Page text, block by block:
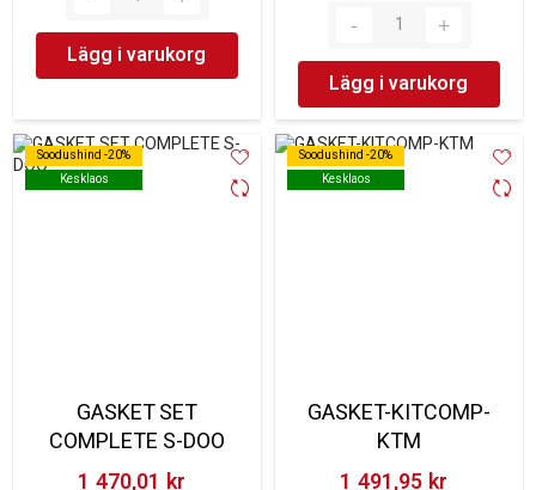
Lägg i varukorg
Lägg i varukorg
Soodushind -20%
Kesklaos
Soodushind -20%
Kesklaos
GASKET SET
COMPLETE S-DOO
1 470,01 kr‎
Soodushind -20%
Kesklaos
Soodushind -20%
Kesklaos
GASKET-KITCOMP-
KTM
1 491,95 kr‎